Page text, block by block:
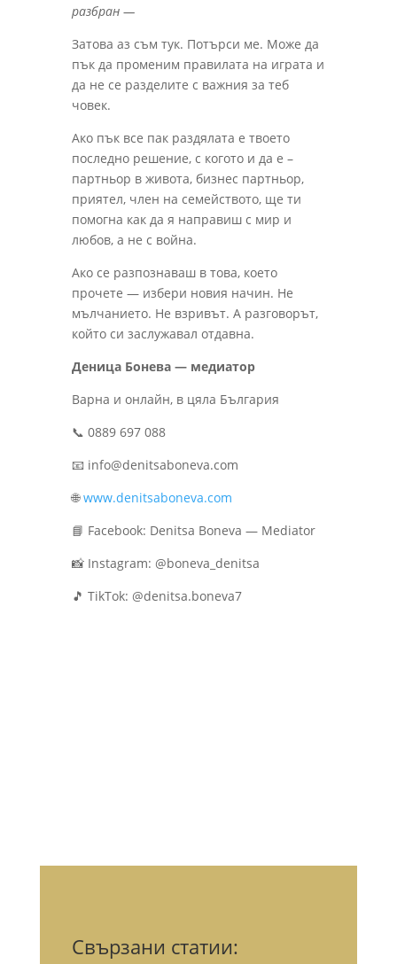
разбран —
Затова аз съм тук. Потърси ме. Може да
пък да променим правилата на играта и
да не се разделите с важния за теб
човек.
Ако пък все пак раздялата е твоето
последно решение, с когото и да е –
партньор в живота, бизнес партньор,
приятел, член на семейството, ще ти
помогна как да я направиш с мир и
любов, а не с война.
Ако се разпознаваш в това, което
прочете — избери новия начин. Не
мълчанието. Не взривът. А разговорът,
който си заслужавал отдавна.
Деница Бонева — медиатор
Варна и онлайн, в цяла България
📞 0889 697 088
📧 info@denitsaboneva.com
🌐 www.denitsaboneva.com
📘 Facebook: Denitsa Boneva — Mediator
📸 Instagram: @boneva_denitsa
🎵 TikTok: @denitsa.boneva7
Свързани статии: